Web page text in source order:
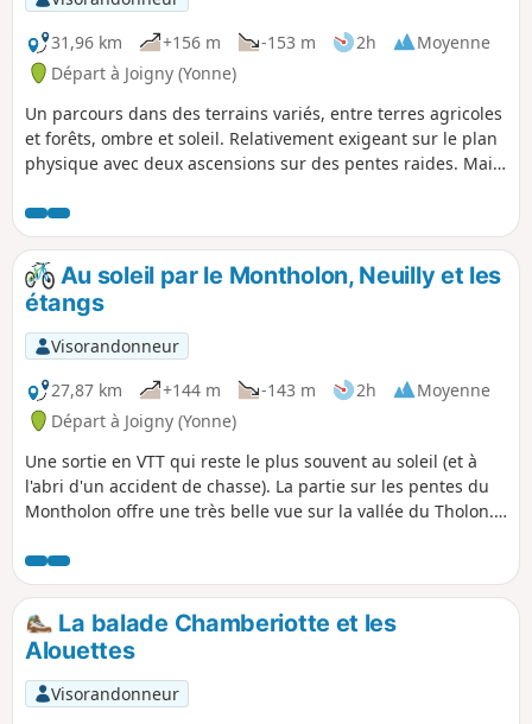
31,96 km
+156 m -153 m 2h
Moyenne
Départ à Joigny (Yonne)
Un parcours dans des terrains variés, entre terres agricoles
et forêts, ombre et soleil. Relativement exigeant sur le plan
physique avec deux ascensions sur des pentes raides. Mais
Au soleil par le Montholon, Neuilly et les
étangs
Visorandonneur
27,87 km
+144 m -143 m 2h
Moyenne
Départ à Joigny (Yonne)
Une sortie en VTT qui reste le plus souvent au soleil (et à
l'abri d'un accident de chasse). La partie sur les pentes du
Montholon offre une très belle vue sur la vallée du Tholon.
La balade Chamberiotte et les
Alouettes
Visorandonneur